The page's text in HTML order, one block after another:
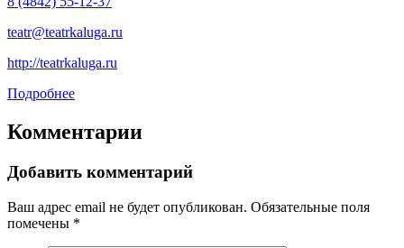
teatr@teatrkaluga.ru
http://teatrkaluga.ru
Подробнее
Комментарии
Добавить комментарий
Ваш адрес email не будет опубликован. Обязательные поля
помечены *